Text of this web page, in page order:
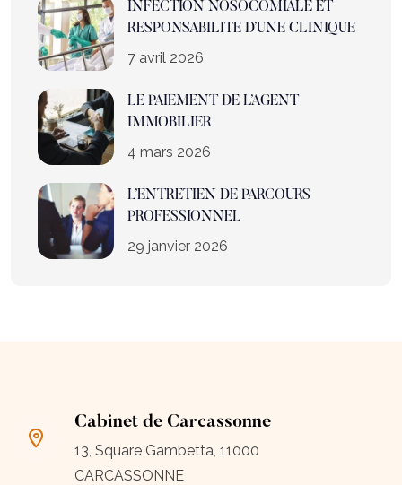
INFECTION NOSOCOMIALE ET
RESPONSABILITE D’UNE CLINIQUE
7 avril 2026
LE PAIEMENT DE L’AGENT
IMMOBILIER
4 mars 2026
L’ENTRETIEN DE PARCOURS
PROFESSIONNEL
29 janvier 2026
Cabinet de Carcassonne
13, Square Gambetta, 11000
CARCASSONNE